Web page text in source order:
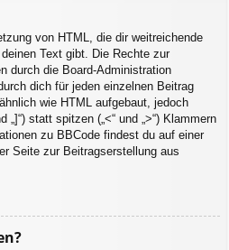
von HTML, die dir weitreichende
Text gibt. Die Rechte zur
durch die Board-Administration
dich für jeden einzelnen Beitrag
wie HTML aufgebaut, jedoch
„]“) statt spitzen („<“ und „>“) Klammern
zu BBCode findest du auf einer
Seite zur Beitragserstellung aus